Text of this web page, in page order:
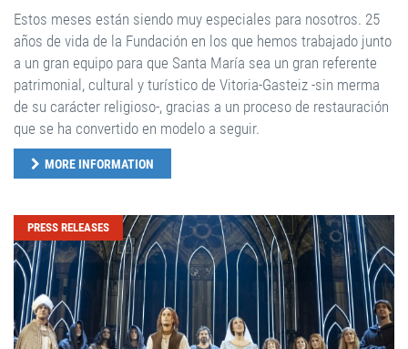
Estos meses están siendo muy especiales para nosotros. 25
años de vida de la Fundación en los que hemos trabajado junto
a un gran equipo para que Santa María sea un gran referente
patrimonial, cultural y turístico de Vitoria-Gasteiz -sin merma
de su carácter religioso-, gracias a un proceso de restauración
que se ha convertido en modelo a seguir.
MORE INFORMATION
PRESS RELEASES